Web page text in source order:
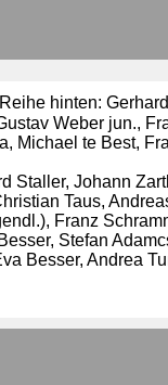
hinten:
Weber jun.,
Michael te Best,
Staller, Johann
Taus,
Franz
Stefan
Besser, Andrea